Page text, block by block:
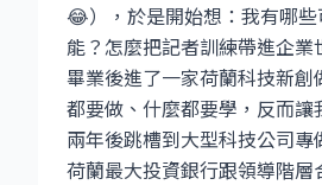
😂），於是開始想：我有哪
能？怎麼把記者訓練帶進企業
畢業後進了一家荷蘭科技新創
都要做、什麼都要學，反而讓
兩年後跳槽到大型科技公司專
荷蘭最大投資銀行跟領導階層